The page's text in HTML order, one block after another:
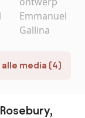
alle media (4)